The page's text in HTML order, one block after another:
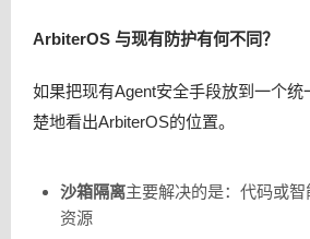
ArbiterOS 与现有防护有何不同？
如果把现有Agent安全手段放到一个
楚地看出ArbiterOS的位置。
沙箱隔离主要解决的是：代码或
资源